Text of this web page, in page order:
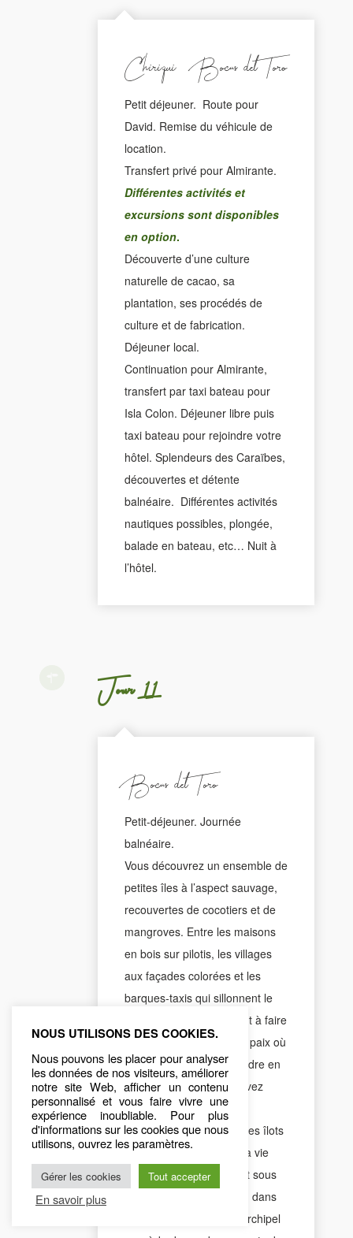
Chiriqui - Bocas del Toro
Petit déjeuner. Route pour
David. Remise du véhicule de
location.
Transfert privé pour Almirante.
Différentes activités et
excursions sont disponibles
en option.
Découverte d’une culture
naturelle de cacao, sa
plantation, ses procédés de
culture et de fabrication.
Déjeuner local.
Continuation pour Almirante,
transfert par taxi bateau pour
Isla Colon. Déjeuner libre puis
taxi bateau pour rejoindre votre
hôtel. Splendeurs des Caraïbes,
découvertes et détente
balnéaire. Différentes activités
nautiques possibles, plongée,
balade en bateau, etc… Nuit à
l’hôtel.
Jour 11
Bocas del Toro
Petit-déjeuner. Journée
balnéaire.
Vous découvrez un ensemble de
petites îles à l’aspect sauvage,
recouvertes de cocotiers et de
mangroves. Entre les maisons
en bois sur pilotis, les villages
aux façades colorées et les
barques-taxis qui sillonnent le
littoral, tout ici contribuent à faire
de ce décor un havre de paix où
vous pourrez vous détendre en
toute sérénité. Vous pouvez
monter à bord d’une des
navettes pour découvrir les îlots
alentours et apercevoir la vie
sous-marine qui s’agitent sous
la coque de votre bateau dans
la baie des dauphins. L’archipel
NOUS UTILISONS DES COOKIES.
Nous pouvons les placer pour analyser
les données de nos visiteurs, améliorer
notre site Web, afficher un contenu
personnalisé et vous faire vivre une
expérience inoubliable. Pour plus
d'informations sur les cookies que nous
utilisons, ouvrez les paramètres.
Gérer les cookies Tout accepter
En savoir plus